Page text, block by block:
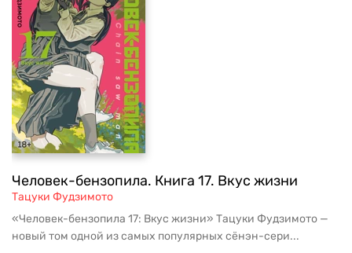
Человек-бензопила. Книга 17. Вкус жизни
Тацуки Фудзимото
«Человек-бензопила 17: Вкус жизни» Тацуки Фудзимото —
новый том одной из самых популярных сёнэн-сери...